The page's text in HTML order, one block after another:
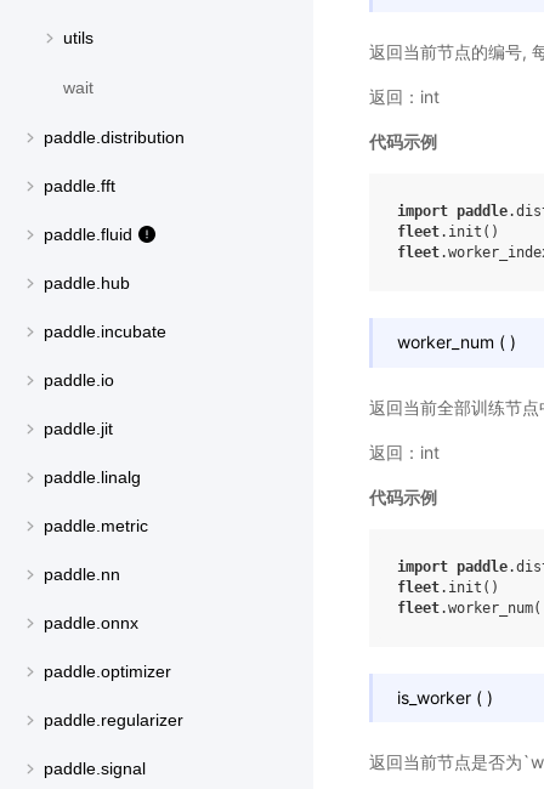
utils
wait
paddle.distribution
paddle.fft
paddle.fluid
paddle.hub
paddle.incubate
paddle.io
paddle.jit
paddle.linalg
paddle.metric
paddle.nn
paddle.onnx
paddle.optimizer
paddle.regularizer
paddle.signal
返回当前节点的编号,
返回：int
代码示例
import paddle
fleet. init ()
fleet.
worker_num ( )
返回当前全部训练节
返回：int
代码示例
import paddle
fleet. init ()
fleet.worker_num
is_worker ( )
返回当前节点是否为